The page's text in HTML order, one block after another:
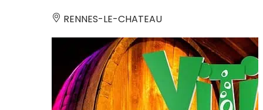
RENNES-LE-CHATEAU